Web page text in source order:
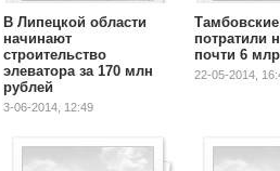
В Липецкой области
начинают
строительство
элеватора за 170 млн
рублей
3-06-2014, 12:49
потратили
почти 6
22-05-2014,